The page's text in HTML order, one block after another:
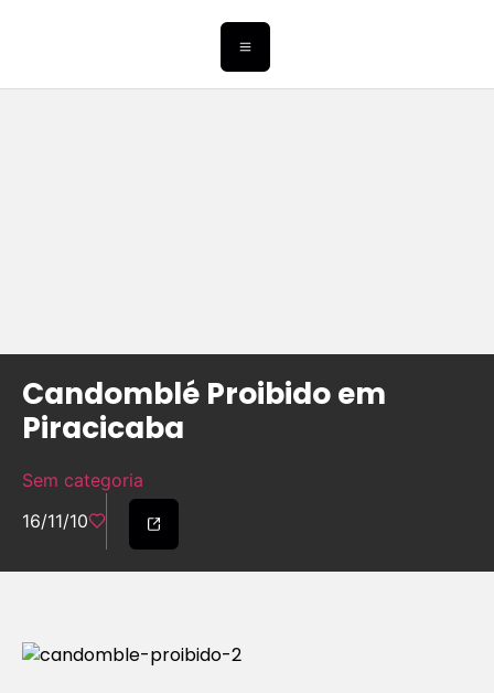
Candomblé Proibido em
Piracicaba
Sem categoria
16/11/10